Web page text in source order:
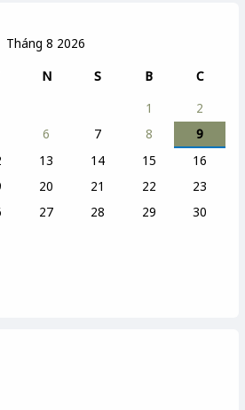
Tháng 8 2026
N S B
C
1
2
6 7 8
9
13 14 15
16
20 21 22
23
27 28 29
30